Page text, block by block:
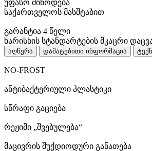
უფასო მიწოდება
საქართველოს მასშტაბით
გარანტია 4 წელი
ხარისხის სტანდარტების მკაცრი
აღწერა დამატებითი ინფორმაცია
NO-FROST
ანტიბაქტერიული პლასტიკი
სწრაფი გაციება
რეჟიმი „შვებულება“
მაცივრის შუქდიოდური განათება